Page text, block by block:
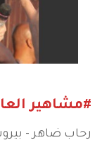
#مشاهير
رحاب ضاهر -